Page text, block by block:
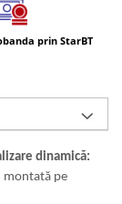
prin StarBT
dinamică:
montată pe